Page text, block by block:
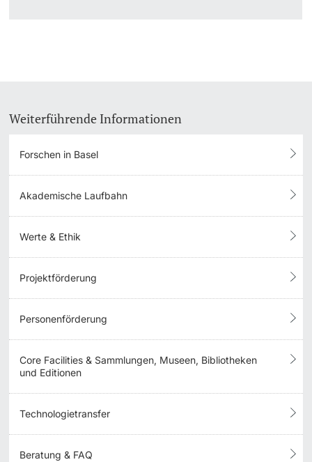
Weiterführende Informationen
Forschen in Basel
Akademische Laufbahn
Werte & Ethik
Projektförderung
Personenförderung
Core Facilities & Sammlungen, Museen, Bibliotheken
und Editionen
Technologietransfer
Beratung & FAQ